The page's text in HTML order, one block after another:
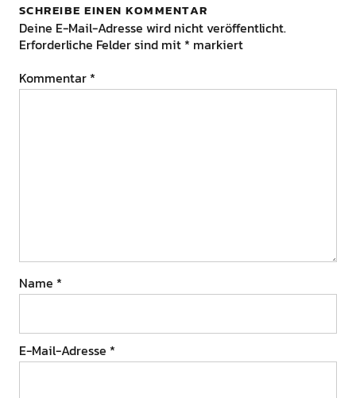
SCHREIBE EINEN KOMMENTAR
Deine E-Mail-Adresse wird nicht veröffentlicht.
Erforderliche Felder sind mit * markiert
Kommentar *
Name *
E-Mail-Adresse *